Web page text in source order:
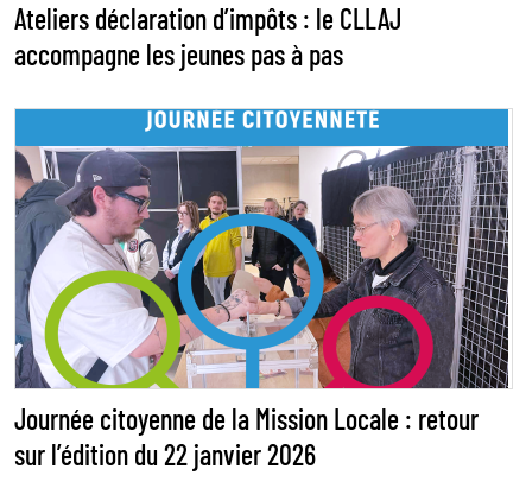
Ateliers déclaration d’impôts : le CLLAJ
accompagne les jeunes pas à pas
Journée citoyenne de la Mission Locale : retour
sur l’édition du 22 janvier 2026